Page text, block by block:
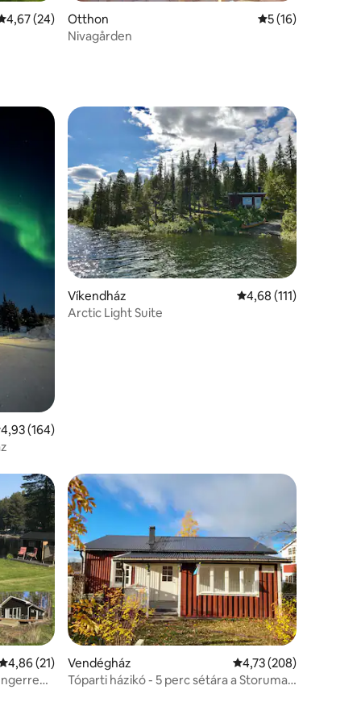
értékelés: 5/4,67, 24 vélemény
4,67 (24)
Otthon Átlagos
5 (16)
Nivagården
értékelés: 5/4,93, 164 vélemény
4,93 (164)
Víkendház Átlagos értékelés: 5/
4,68 (111)
Arctic Light Suite
értékelés: 5/4,86, 21 vélemény
4,86 (21)
Vendégház Átlagos értékelés: 5/
4,73 (208)
Tóparti házikó - 5 perc sétára a Storuman